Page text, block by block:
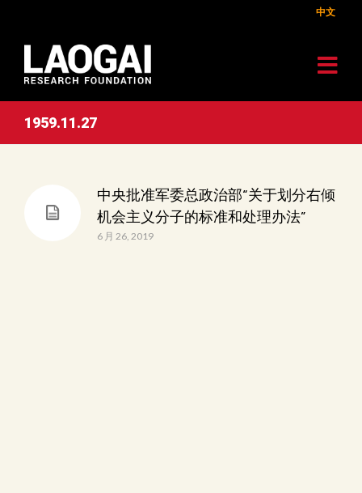
中文
1959.11.27
中央批准军委总政治部“关于划分右倾
机会主义分子的标准和处理办法”
6 月 26, 2019